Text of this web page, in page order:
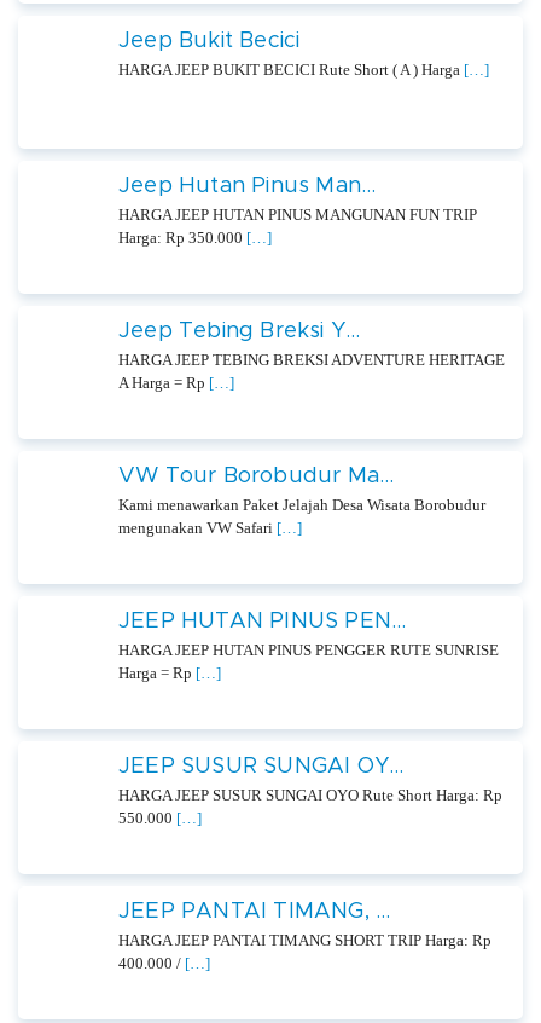
Jeep Bukit Becici
HARGA JEEP BUKIT BECICI Rute Short ( A ) Harga […]
Jeep Hutan Pinus Man...
HARGA JEEP HUTAN PINUS MANGUNAN FUN TRIP
Harga: Rp 350.000 […]
Jeep Tebing Breksi Y...
HARGA JEEP TEBING BREKSI ADVENTURE HERITAGE
A Harga = Rp […]
VW Tour Borobudur Ma...
Kami menawarkan Paket Jelajah Desa Wisata Borobudur
mengunakan VW Safari […]
JEEP HUTAN PINUS PEN...
HARGA JEEP HUTAN PINUS PENGGER RUTE SUNRISE
Harga = Rp […]
JEEP SUSUR SUNGAI OY...
HARGA JEEP SUSUR SUNGAI OYO Rute Short Harga: Rp
550.000 […]
JEEP PANTAI TIMANG, ...
HARGA JEEP PANTAI TIMANG SHORT TRIP Harga: Rp
400.000 / […]